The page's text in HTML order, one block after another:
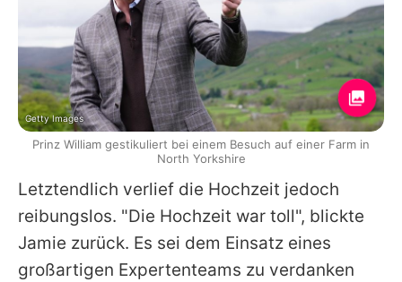
Letztendlich verlief die Hochzeit jedoch
reibungslos. "Die Hochzeit war toll", blickte
Jamie zurück. Es sei dem Einsatz eines
großartigen Expertenteams zu verdanken
Getty Images
Prinz William gestikuliert bei einem Besuch auf einer Farm in
North Yorkshire